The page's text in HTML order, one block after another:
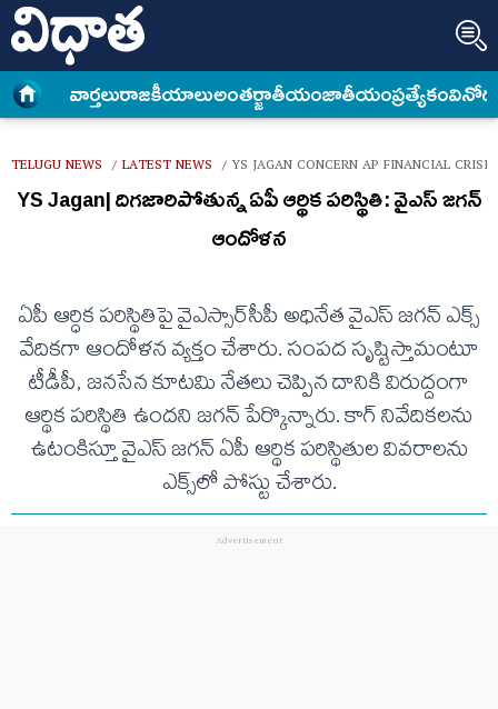
వార్త‌లురాజకీయాలుఅంత‌ర్జాతీయంజాతీయంప్రత్యేకం
TELUGU NEWS / LATEST NEWS / YS JAGAN CONCERN AP FINANCIAL
YS Jagan| దిగజారిపోతున్న ఏపీ ఆర్థిక పరిస్థితి: వైఎస్ జగన్
ఆందోళన
ఏపీ ఆర్ధిక పరిస్థితిపై వైఎస్సార్‌సీపీ అధినేత వైఎస్ జగన్ ఎక్స్
వేదికగా ఆందోళన వ్యక్తం చేశారు. సంపద సృష్టిస్తామంటూ
టీడీపీ, జనసేన కూటమి నేతలు చెప్పిన దానికి విరుద్దంగా
ఆర్థిక పరిస్థితి ఉందని జగన్‌ పేర్కొన్నారు. కాగ్ నివేదికలను
ఉటంకిస్తూ వైఎస్‌ జగన్‌​ ఏపీ ఆర్థిక పరిస్థితుల వివరాలను
ఎక్స్‌లో పోస్టు చేశారు.